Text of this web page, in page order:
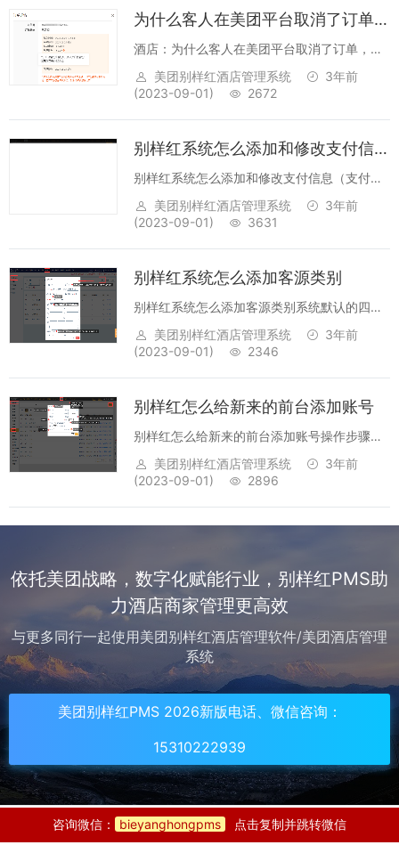
二、用户差评咋办?当用户付罚金取消后，...
为什么客人在美团平台取消了订单，别样红软件上还显示呢？
酒店：为什么客人在美团平台取消了订单，别
样红软件上还显示呢？问题回复及操作教程：
去美团后台确认下，如果确实取消了，别样红
明：在美团无责取...
美团别样红酒店管理系统
3年前
(2023-09-01)
2672
别样红系统怎么添加和修改支付信息（支付类型）
别样红系统怎么添加和修改支付信息（支付类
型）点击【入账】->选择科目类型【消费、付
款、押金】->点击左下角的【科目配置】->勾
需要调整科目的显...
美团别样红酒店管理系统
3年前
(2023-09-01)
3631
别样红系统怎么添加客源类别
别样红系统怎么添加客源类别系统默认的四大
客源：非会员、个人会员、协议公司、中介，
暂不支持自定义添加。可将艺龙作为中介公司
龙这个公司哦~小贴士：如果集团下很多门店...
美团别样红酒店管理系统
3年前
(2023-09-01)
2346
别样红怎么给新来的前台添加账号
别样红怎么给新来的前台添加账号操作步骤：
【设置】->【酒店信息维护】->【用户信息】-
>【新增】。注意：用户账号是唯一的，创建
全分开的，职位仅...
美团别样红酒店管理系统
3年前
(2023-09-01)
2896
依托美团战略，数字化赋能行业，别样红PMS助
力酒店商家管理更高效
与更多同行一起使用美团别样红酒店管理软件/美团酒店管理
系统
美团别样红PMS 2026新版电话、微信咨询：
15310222939
15310222939
咨询微信： bieyanghongpms 点击复制并跳转微信